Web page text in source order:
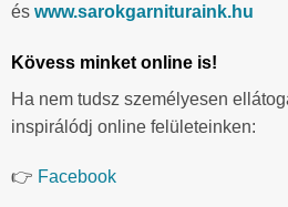
és www.sarokgarnituraink.hu
Kövess minket online is!
Ha nem tudsz személyesen
inspirálódj online felületeinken:
👉 Facebook